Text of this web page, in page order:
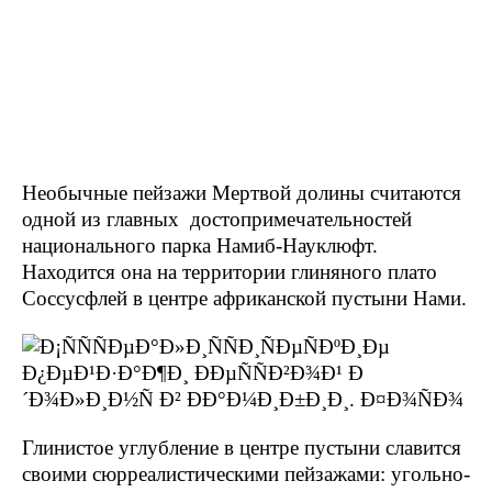
Необычные пейзажи Мертвой долины считаются
одной из главных достопримечательностей
национального парка Намиб-Науклюфт.
Находится она на территории глиняного плато
Соссусфлей в центре африканской пустыни Нами.
Глинистое углубление в центре пустыни славится
своими сюрреалистическими пейзажами: угольно-